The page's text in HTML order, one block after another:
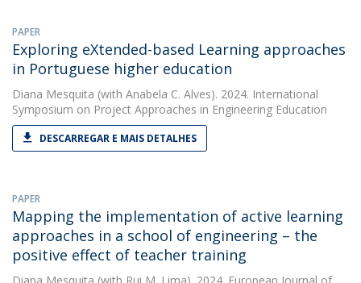
PAPER
Exploring eXtended-based Learning approaches
in Portuguese higher education
Diana Mesquita (with Anabela C. Alves). 2024. International
Symposium on Project Approaches in Engineering Education
DESCARREGAR E MAIS DETALHES
PAPER
Mapping the implementation of active learning
approaches in a school of engineering – the
positive effect of teacher training